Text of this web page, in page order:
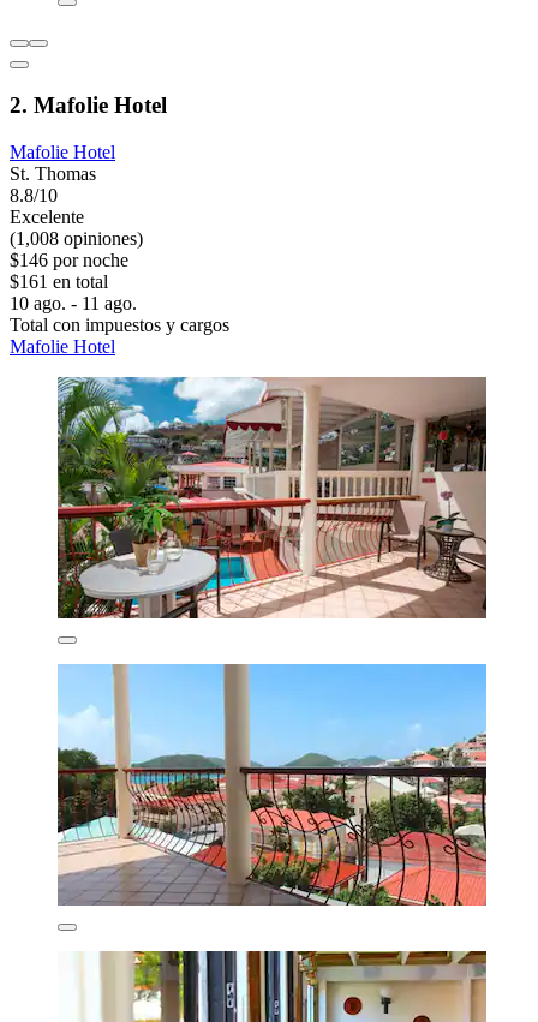
2. Mafolie Hotel
Mafolie Hotel
St. Thomas
8.8/10
Excelente
(1,008 opiniones)
$146 por noche
$161 en total
10 ago. - 11 ago.
Total con impuestos y cargos
Mafolie Hotel